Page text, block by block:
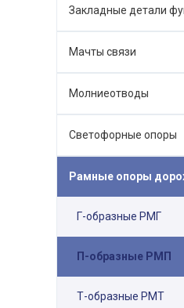
Закладные детали
Мачты связи
Молниеотводы
Светофорные опоры
Рамные опоры
Г-образные РМГ
П-образные РМП
Т-образные РМТ